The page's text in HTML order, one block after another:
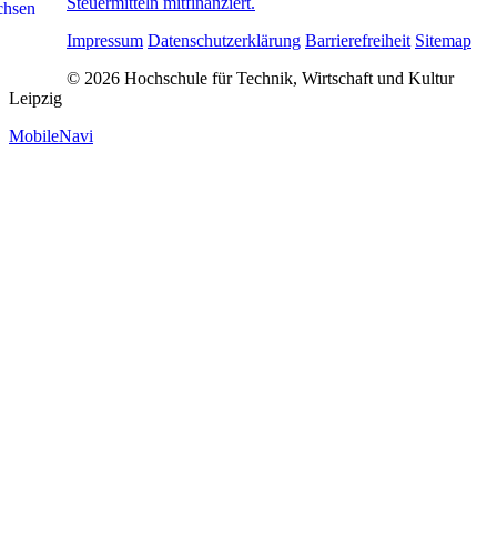
Impressum Datenschutzerklärung Barrierefreiheit Sitemap
© 2026 Hochschule für Technik, Wirtschaft und Kultur
Leipzig
MobileNavi